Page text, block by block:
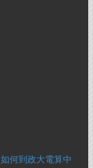
如何到政大電算中